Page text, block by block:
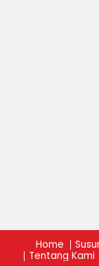
Home
Tentang Kami